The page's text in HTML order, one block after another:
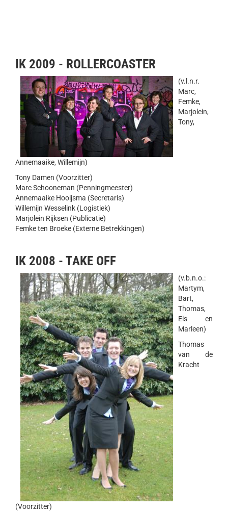
IK 2009 - ROLLERCOASTER
(v.l.n.r.
Marc,
Femke,
Marjolein,
Tony,
Annemaaike, Willemijn)
Tony Damen (Voorzitter)
Marc Schooneman (Penningmeester)
Annemaaike Hooijsma (Secretaris)
Willemijn Wesselink (Logistiek)
Marjolein Rijksen (Publicatie)
Femke ten Broeke (Externe Betrekkingen)
IK 2008 - TAKE OFF
(v.b.n.o.:
Martym,
Bart,
Thomas,
Els en
Marleen)
Thomas
van de
Kracht
(Voorzitter)